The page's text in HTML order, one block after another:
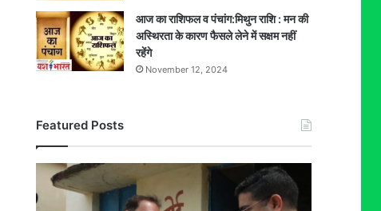
आज का राशिफल व पंचांग:मिथुन राशि : मन की
अस्थिरता के कारण फैसले लेने में सक्षम नहीं
रहेंगे
November 12, 2024
Featured Posts
अचानक
स्कूल
पहुंचे